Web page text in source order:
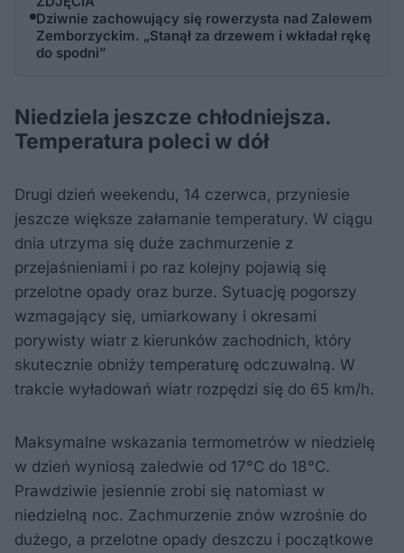
Dziwnie zachowujący się rowerzysta nad Zalewem
Zemborzyckim. „Stanął za drzewem i wkładał rękę
do spodni”
Niedziela jeszcze chłodniejsza.
Temperatura poleci w dół
Drugi dzień weekendu, 14 czerwca, przyniesie
jeszcze większe załamanie temperatury. W ciągu
dnia utrzyma się duże zachmurzenie z
przejaśnieniami i po raz kolejny pojawią się
przelotne opady oraz burze. Sytuację pogorszy
wzmagający się, umiarkowany i okresami
porywisty wiatr z kierunków zachodnich, który
skutecznie obniży temperaturę odczuwalną. W
trakcie wyładowań wiatr rozpędzi się do 65 km/h.
Maksymalne wskazania termometrów w niedzielę
w dzień wyniosą zaledwie od 17°C do 18°C.
Prawdziwie jesiennie zrobi się natomiast w
niedzielną noc. Zachmurzenie znów wzrośnie do
dużego, a przelotne opady deszczu i początkowe